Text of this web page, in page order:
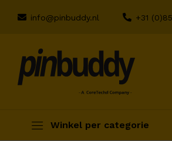
info@pinbuddy.nl +31
Winkel per categorie